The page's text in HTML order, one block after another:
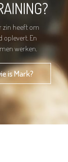
zin heeft om
oplevert. En
werken.
is Mark?